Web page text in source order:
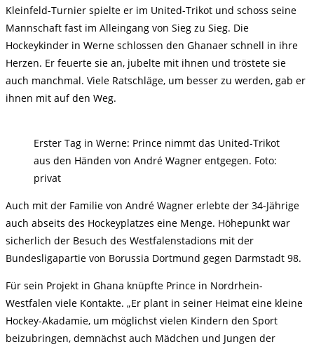
Kleinfeld-Turnier spielte er im United-Trikot und schoss seine
Mannschaft fast im Alleingang von Sieg zu Sieg. Die
Hockeykinder in Werne schlossen den Ghanaer schnell in ihre
Herzen. Er feuerte sie an, jubelte mit ihnen und tröstete sie
auch manchmal. Viele Ratschläge, um besser zu werden, gab er
ihnen mit auf den Weg.
Erster Tag in Werne: Prince nimmt das United-Trikot
aus den Händen von André Wagner entgegen. Foto:
privat
Auch mit der Familie von André Wagner erlebte der 34-Jährige
auch abseits des Hockeyplatzes eine Menge. Höhepunkt war
sicherlich der Besuch des Westfalenstadions mit der
Bundesligapartie von Borussia Dortmund gegen Darmstadt 98.
Für sein Projekt in Ghana knüpfte Prince in Nordrhein-
Westfalen viele Kontakte. „Er plant in seiner Heimat eine kleine
Hockey-Akadamie, um möglichst vielen Kindern den Sport
beizubringen, demnächst auch Mädchen und Jungen der